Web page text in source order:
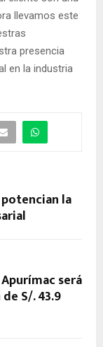
llevamos este
presencia
en la industria
la
será
S/. 43.9